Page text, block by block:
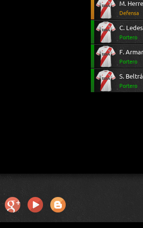
M.
Defensa
C.
Portero
F.
Portero
S.
Portero